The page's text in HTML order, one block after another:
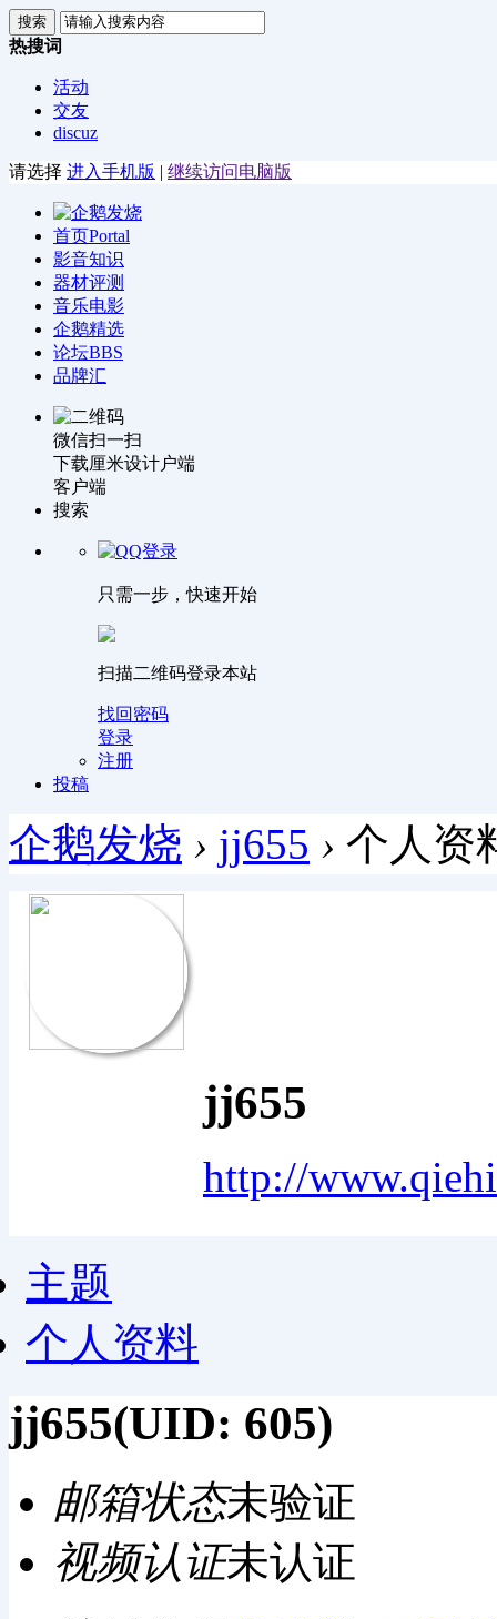
搜索
热搜词
活动
交友
discuz
请选择 进入手机版 | 继续访问电脑版
首页Portal
影音知识
器材评测
音乐电影
企鹅精选
论坛BBS
品牌汇
微信扫一扫
下载厘米设计户端
客户端
搜索
只需一步，快速开始
扫描二维码登录本站
找回密码
登录
注册
投稿
企鹅发烧 › jj655 › 个人资
jj655
http://
主题
个人资料
jj655(UID: 605)
邮箱状态未验证
视频认证未认证